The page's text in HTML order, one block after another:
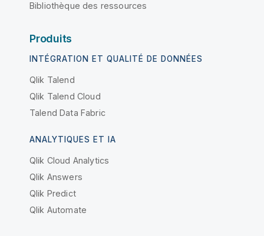
Bibliothèque des ressources
Produits
INTÉGRATION ET QUALITÉ DE DONNÉES
Qlik Talend
Qlik Talend Cloud
Talend Data Fabric
ANALYTIQUES ET IA
Qlik Cloud Analytics
Qlik Answers
Qlik Predict
Qlik Automate